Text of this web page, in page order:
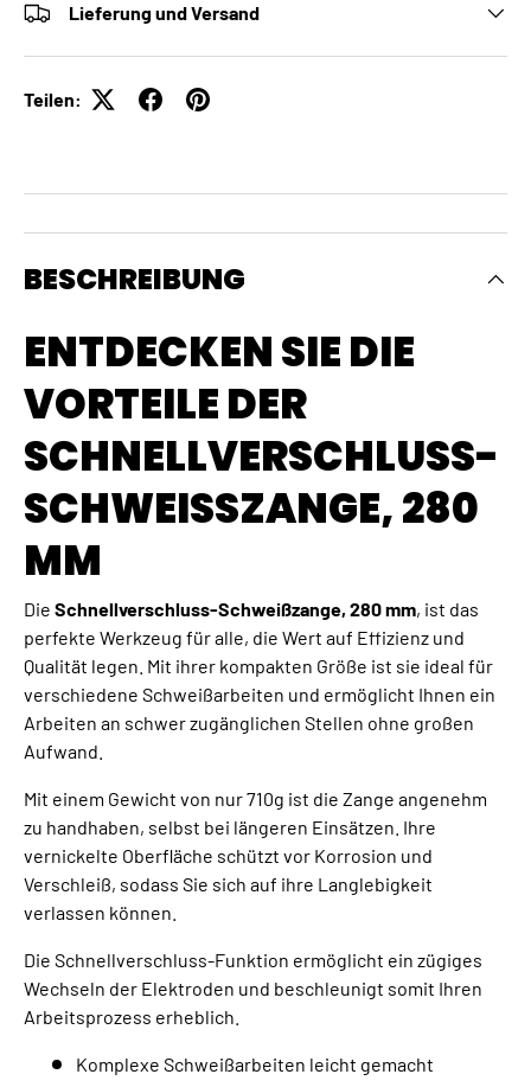
Lieferung und Versand
Teilen:
BESCHREIBUNG
ENTDECKEN SIE DIE
VORTEILE DER
SCHNELLVERSCHLUSS-
SCHWEISSZANGE, 280 M
M
Die Schnellverschluss-Schweißzange, 280 mm, ist das
perfekte Werkzeug für alle, die Wert auf Effizienz und
Qualität legen. Mit ihrer kompakten Größe ist sie ideal für
verschiedene Schweißarbeiten und ermöglicht Ihnen ein
Arbeiten an schwer zugänglichen Stellen ohne großen
Aufwand.
Mit einem Gewicht von nur 710g ist die Zange angenehm
zu handhaben, selbst bei längeren Einsätzen. Ihre
vernickelte Oberfläche schützt vor Korrosion und
Verschleiß, sodass Sie sich auf ihre Langlebigkeit
verlassen können.
Die Schnellverschluss-Funktion ermöglicht ein zügiges
Wechseln der Elektroden und beschleunigt somit Ihren
Arbeitsprozess erheblich.
Komplexe Schweißarbeiten leicht gemacht